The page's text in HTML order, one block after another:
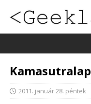
Kamasutralap
2011. január 28. péntek